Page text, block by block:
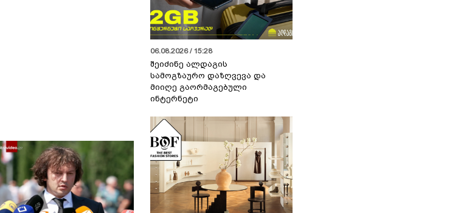
06.08.2026 / 15:28
შეიძინე ალდაგის
სამოგზაურო დაზღვევა და
მიიღე გაორმაგებული
ინტერნეტი